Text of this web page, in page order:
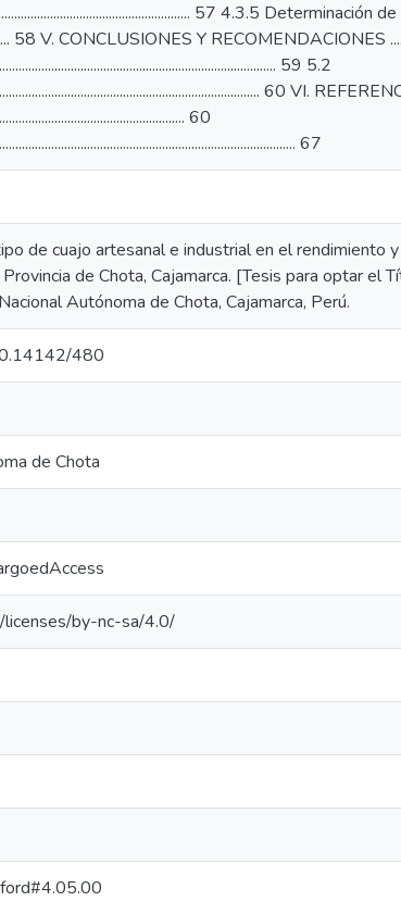
57 4.3.5
58 V. CONCLUSIONES Y RECOMENDACIONES
59 5.2
60 VI.
60
67
de cuajo artesanal e industrial en el rendimiento
de Chota, Cajamarca. [Tesis para optar el
Autónoma de Chota, Cajamarca, Perú.
480
de Chota
by-nc-sa/4.0/